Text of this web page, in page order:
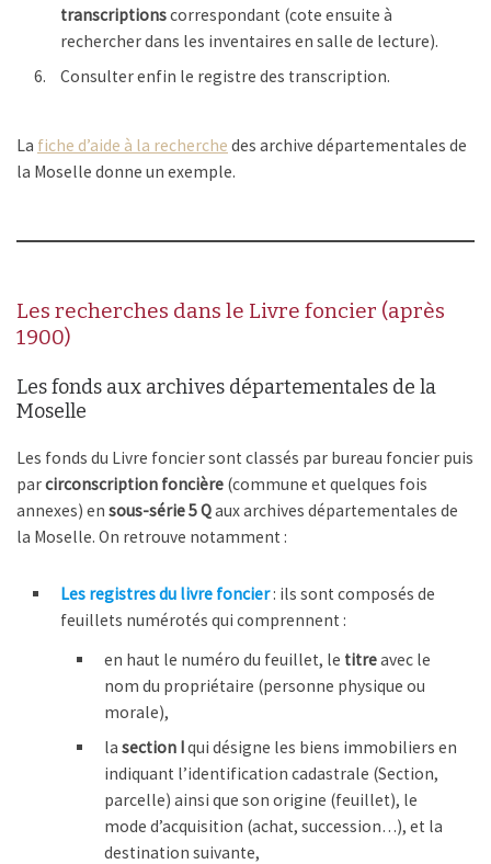
transcriptionscorrespondant (cote ensuite à
rechercher dans les inventaires en salle de lecture).
Consulter enfin le registre des transcription.
La fiche d’aide à la recherche des archive départementales de
la Moselle donne un exemple.
Les recherches dans le Livre foncier (après
1900)
Les fonds aux archives départementales de la
Moselle
Les fonds du Livre foncier sont classés par bureau foncier puis
parcirconscription foncière (commune et quelques fois
annexes) en sous-série 5 Qaux archives départementales de
la Moselle. On retrouve notamment :
Les registres du livre foncier : ils sont composés de
feuillets numérotés qui comprennent :
en haut le numéro du feuillet, le titreavec le
nom du propriétaire (personne physique ou
morale),
la section Iqui désigne les biens immobiliers en
indiquant l’identification cadastrale (Section,
parcelle) ainsi que son origine (feuillet), le
mode d’acquisition (achat, succession…), et la
destination suivante,